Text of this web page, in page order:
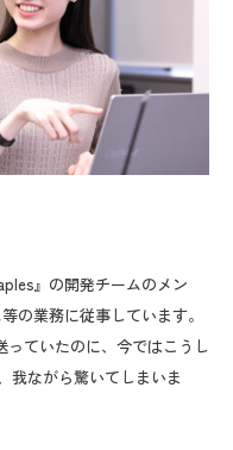
』の開発チームのメン
の業務に従事しています。
っていたのに、今ではこうし
我ながら驚いてしまいま